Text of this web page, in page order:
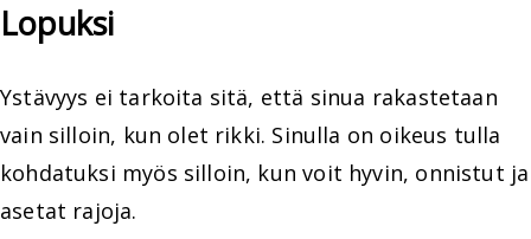
Lopuksi
Ystävyys ei tarkoita sitä, että sinua rakastetaan
vain silloin, kun olet rikki. Sinulla on oikeus tulla
kohdatuksi myös silloin, kun voit hyvin, onnistut ja
asetat rajoja.